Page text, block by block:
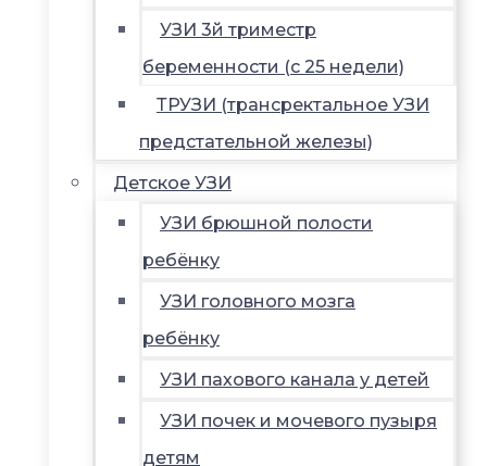
УЗИ 3й триместр
беременности (с 25 недели)
ТРУЗИ (трансректальное УЗИ
предстательной железы)
Детское УЗИ
УЗИ брюшной полости
ребёнку
УЗИ головного мозга
ребёнку
УЗИ пахового канала у детей
УЗИ почек и мочевого пузыря
детям